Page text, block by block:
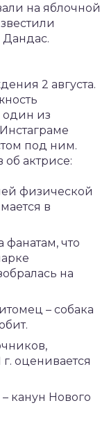
на яблочной
2 августа.
один из
под ним.
об актрисе:
физической
в
фанатам, что
на
– собака
оценивается
канун Нового